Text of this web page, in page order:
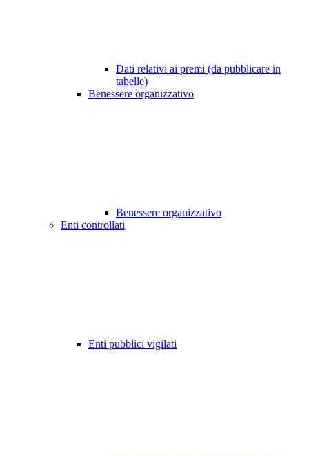
Dati relativi ai premi (da pubblicare in
tabelle)
Benessere organizzativo
Benessere organizzativo
Enti controllati
Enti pubblici vigilati